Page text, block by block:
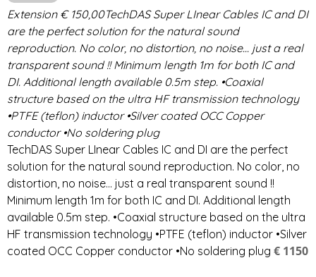
Extension € 150,00TechDAS Super LInear Cables IC and DI
are the perfect solution for the natural sound
reproduction. No color, no distortion, no noise... just a real
transparent sound !! Minimum length 1m for both IC and
DI. Additional length available 0.5m step. •Coaxial
structure based on the ultra HF transmission technology
•PTFE (teflon) inductor •Silver coated OCC Copper
conductor •No soldering plug
TechDAS Super LInear Cables IC and DI are the perfect
solution for the natural sound reproduction. No color, no
distortion, no noise... just a real transparent sound !!
Minimum length 1m for both IC and DI. Additional length
available 0.5m step. •Coaxial structure based on the ultra
HF transmission technology •PTFE (teflon) inductor •Silver
coated OCC Copper conductor •No soldering plug € 1150